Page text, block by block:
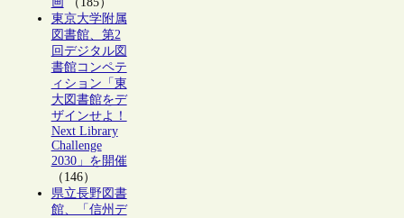
東京大学附属
図書館、第2
回デジタル図
書館コンペテ
ィション「東
大図書館をデ
ザインせよ！
Next Library
Challenge
2030」を開催
（146）
県立長野図書
館、「信州デ